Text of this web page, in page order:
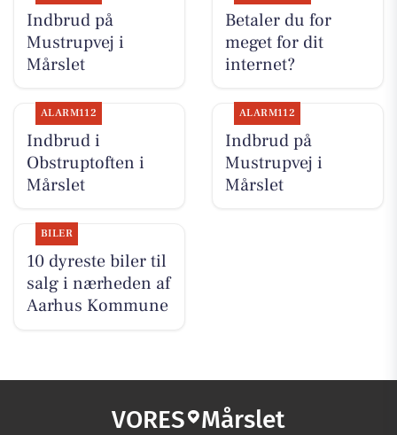
Indbrud på
Mustrupvej i
Mårslet
Betaler du for
meget for dit
internet?
ALARM112
Indbrud i
Obstruptoften i
Mårslet
ALARM112
Indbrud på
Mustrupvej i
Mårslet
BILER
10 dyreste biler til
salg i nærheden af
Aarhus Kommune
VORES Mårslet